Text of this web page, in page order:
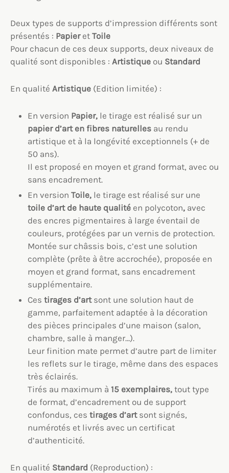
Deux types de supports d’impression différents sont
présentés : Papieret Toile
Pour chacun de ces deux supports, deux niveaux de
qualité sont disponibles : Artistique ou Standard
En qualité Artistique (Edition limitée) :
En version Papier, le tirage est réalisé sur un
papier d’art en fibres naturelles au rendu
artistique et à la longévité exceptionnels (+ de
50 ans).
Il est proposé en moyen et grand format, avec ou
sans encadrement.
En version Toile, le tirage est réalisé sur une
toile d’art de haute qualité en polycoton,avec
des encres pigmentaires à large éventail de
couleurs, protégées par un vernis de protection.
Montée sur châssis bois, c’est une solution
complète (prête à être accrochée), proposée en
moyen et grand format, sans encadrement
supplémentaire.
Ces tirages d’artsont une solution haut de
gamme, parfaitement adaptée à la décoration
des pièces principales d’une maison (salon,
chambre, salle à manger…).
Leur finition mate permet d’autre part de limiter
les reflets sur le tirage, même dans des espaces
très éclairés.
Tirés au maximum à 15 exemplaires, tout type
de format, d’encadrement ou de support
confondus, ces tirages d’artsont signés,
numérotés et livrés avec un certificat
d’authenticité.
En qualité Standard (Reproduction) :